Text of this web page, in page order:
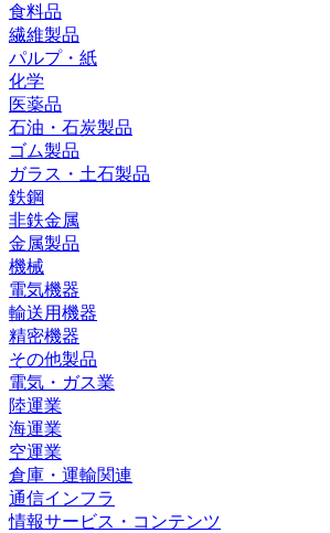
食料品
繊維製品
パルプ・紙
化学
医薬品
石油・石炭製品
ゴム製品
ガラス・土石製品
鉄鋼
非鉄金属
金属製品
機械
電気機器
輸送用機器
精密機器
その他製品
電気・ガス業
陸運業
海運業
空運業
倉庫・運輸関連
通信インフラ
情報サービス・コンテンツ